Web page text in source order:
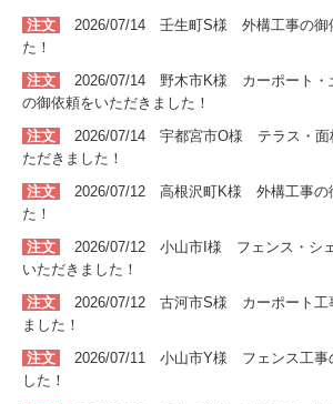
注文
2026/07/14 壬生町S様 外構工事の御
た！
注文
2026/07/14 野木市K様 カーポート・
の御依頼をいただきました！
注文
2026/07/14 宇都宮市O様 テラス・面
ただきました！
注文
2026/07/12 高根沢町K様 外構工事の
た！
注文
2026/07/12 小山市I 様 フェンス・シ
いただきました！
注文
2026/07/12 古河市S様 カーポート 工
ました！
注文
2026/07/11 小山市Y様 フェンス工事
した！